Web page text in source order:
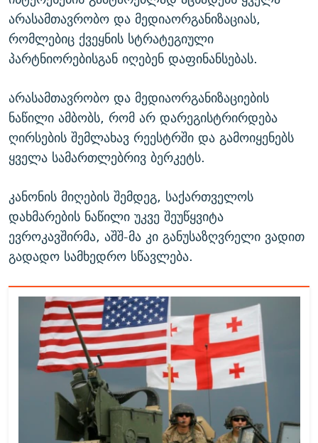
არასამთავრობო და მედიაორგანიზაციას,
რომლებიც ქვეყნის სტრატეგიული
პარტნიორებისგან იღებენ დაფინანსებას.
არასამთავრობო და მედიაორგანიზაციების
ნაწილი ამბობს, რომ არ დარეგისტრირდება
ღირსების შემლახავ რეესტრში და გამოიყენებს
ყველა სამართლებრივ ბერკეტს.
კანონის მიღების შემდეგ, საქართველოს
დახმარების ნაწილი უკვე შეუწყვიტა
ევროკავშირმა, აშშ-მა კი განუსაზღვრელი ვადით
გადადო სამხედრო სწავლება.